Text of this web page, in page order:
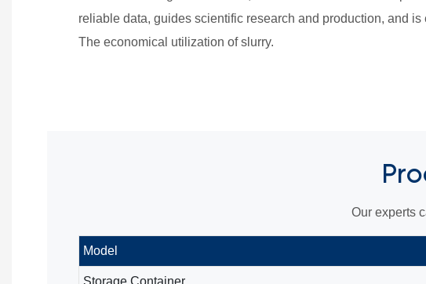
reliable data, guides scientific research and production, and is
The economical utilization of slurry.
Our experts
Model
Storage Container